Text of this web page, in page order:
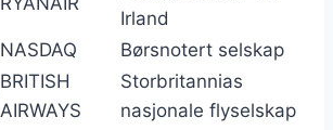
Irland
NASDAQ Børsnotert selskap
BRITISH
AIRWAYS
Storbritannias
nasjonale flyselskap